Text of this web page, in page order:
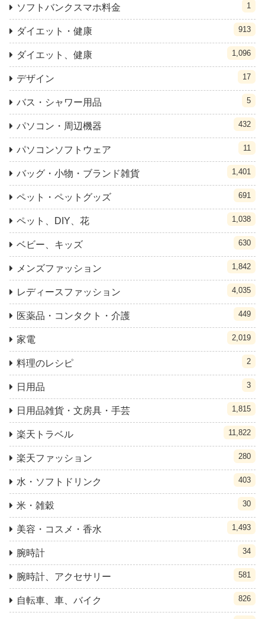
ソフトバンクスマホ料金 1
ダイエット・健康 913
ダイエット、健康 1,096
デザイン 17
バス・シャワー用品 5
パソコン・周辺機器 432
パソコンソフトウェア 11
バッグ・小物・ブランド雑貨 1,401
ペット・ペットグッズ 691
ペット、DIY、花 1,038
ベビー、キッズ 630
メンズファッション 1,842
レディースファッション 4,035
医薬品・コンタクト・介護 449
家電 2,019
料理のレシピ 2
日用品 3
日用品雑貨・文房具・手芸 1,815
楽天トラベル 11,822
楽天ファッション 280
水・ソフトドリンク 403
米・雑穀 30
美容・コスメ・香水 1,493
腕時計 34
腕時計、アクセサリー 581
自転車、車、バイク 826